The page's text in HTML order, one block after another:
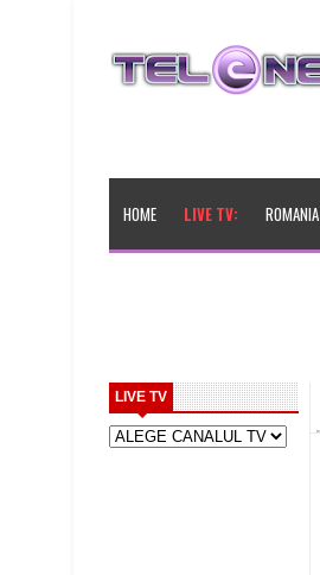
HOME LIVE TV: ROMANIA
LIVE TV